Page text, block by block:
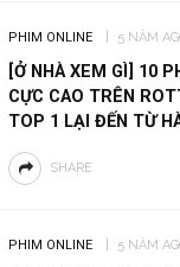
PHIM ONLINE 5 NĂM
[Ở NHÀ XEM GÌ] 10
CỰC CAO TRÊN
TOP 1 LẠI ĐẾN TỪ
SHARE
PHIM ONLINE 5 NĂM